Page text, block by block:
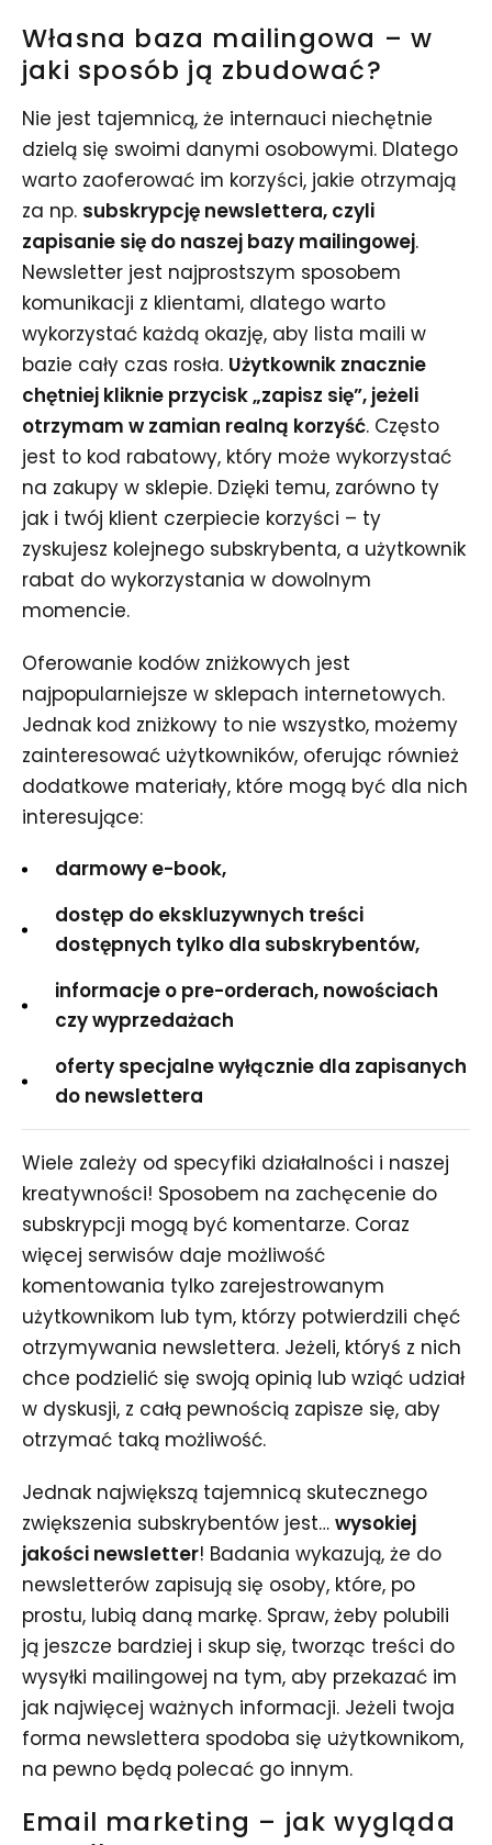
Własna baza mailingowa – w
jaki sposób ją zbudować?
Nie jest tajemnicą, że internauci niechętnie
dzielą się swoimi danymi osobowymi. Dlatego
warto zaoferować im korzyści, jakie otrzymają
za np. subskrypcję newslettera, czyli
zapisanie się do naszej bazy mailingowej.
Newsletter jest najprostszym sposobem
komunikacji z klientami, dlatego warto
wykorzystać każdą okazję, aby lista maili w
bazie cały czas rosła. Użytkownik znacznie
chętniej kliknie przycisk „zapisz się”, jeżeli
otrzymam w zamian realną korzyść. Często
jest to kod rabatowy, który może wykorzystać
na zakupy w sklepie. Dzięki temu, zarówno ty
jak i twój klient czerpiecie korzyści – ty
zyskujesz kolejnego subskrybenta, a użytkownik
rabat do wykorzystania w dowolnym
momencie.
Oferowanie kodów zniżkowych jest
najpopularniejsze w sklepach internetowych.
Jednak kod zniżkowy to nie wszystko, możemy
zainteresować użytkowników, oferując również
dodatkowe materiały, które mogą być dla nich
interesujące:
darmowy e-book,
dostęp do ekskluzywnych treści
dostępnych tylko dla subskrybentów,
informacje o pre-orderach, nowościach
czy wyprzedażach
oferty specjalne wyłącznie dla zapisanych
do newslettera
Wiele zależy od specyfiki działalności i naszej
kreatywności! Sposobem na zachęcenie do
subskrypcji mogą być komentarze. Coraz
więcej serwisów daje możliwość
komentowania tylko zarejestrowanym
użytkownikom lub tym, którzy potwierdzili chęć
otrzymywania newslettera. Jeżeli, któryś z nich
chce podzielić się swoją opinią lub wziąć udział
w dyskusji, z całą pewnością zapisze się, aby
otrzymać taką możliwość.
Jednak największą tajemnicą skutecznego
zwiększenia subskrybentów jest… wysokiej
jakości newsletter! Badania wykazują, że do
newsletterów zapisują się osoby, które, po
prostu, lubią daną markę. Spraw, żeby polubili
ją jeszcze bardziej i skup się, tworząc treści do
wysyłki mailingowej na tym, aby przekazać im
jak najwięcej ważnych informacji. Jeżeli twoja
forma newslettera spodoba się użytkownikom,
na pewno będą polecać go innym.
Email marketing – jak wygląda